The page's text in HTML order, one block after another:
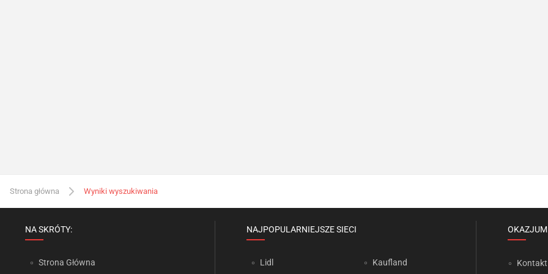
Strona główna Wyniki wyszukiwania
NA SKRÓTY:
Strona Główna
NAJPOPULARNIEJSZE SIECI
Lidl Kaufland Kontakt